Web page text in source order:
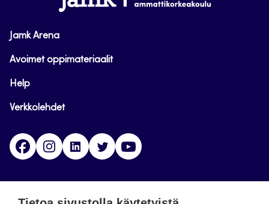
Jamk Arena
Avoimet oppimateriaalit
Help
Verkkolehdet
FacebookInstagramLinkedinTwitter